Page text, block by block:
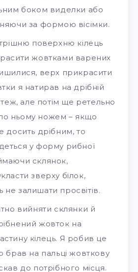
боком виделки або
за формою вісімки.
поверхню кілець
жовтками варених
верх прикрасити
я натирав на дрібній
теж, але потім ще ретельно
ньому ножем – якщо
досить дрібним, то
у форму рибної
склянок,
зверху білок,
не залишати просвітів.
вийняти склянки й
жовток на
кілець. Я робив це
брав на пальці жовткову
до потрібного місця.